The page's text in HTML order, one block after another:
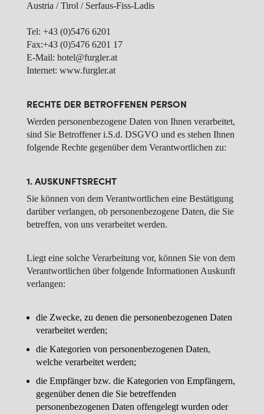
Austria / Tirol / Serfaus-Fiss-Ladis
Tel: +43 (0)5476 6201
Fax:+43 (0)5476 6201 17
E-Mail: hotel@furgler.at
Internet: www.furgler.at
RECHTE DER BETROFFENEN PERSON
Werden personenbezogene Daten von Ihnen verarbeitet,
sind Sie Betroffener i.S.d. DSGVO und es stehen Ihnen
folgende Rechte gegenüber dem Verantwortlichen zu:
1. AUSKUNFTSRECHT
Sie können von dem Verantwortlichen eine Bestätigung
darüber verlangen, ob personenbezogene Daten, die Sie
betreffen, von uns verarbeitet werden.
Liegt eine solche Verarbeitung vor, können Sie von dem
Verantwortlichen über folgende Informationen Auskunft
verlangen:
die Zwecke, zu denen die personenbezogenen Daten
verarbeitet werden;
die Kategorien von personenbezogenen Daten,
welche verarbeitet werden;
die Empfänger bzw. die Kategorien von Empfängern,
gegenüber denen die Sie betreffenden
personenbezogenen Daten offengelegt wurden oder